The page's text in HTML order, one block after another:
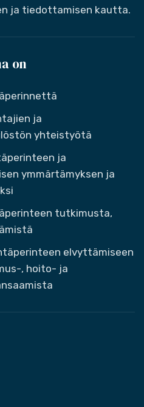
ja tiedottamisen kautta.
on
ja
yhteistyötä
ja
ymmärtämyksen ja
tutkimusta,
elvyttämiseen
, hoito- ja